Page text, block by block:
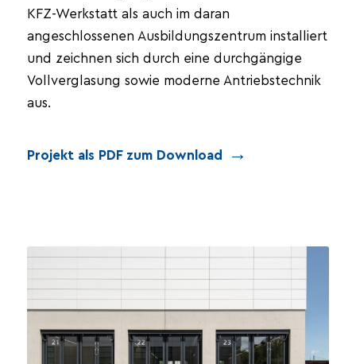
KFZ-Werkstatt als auch im daran
angeschlossenen Ausbildungszentrum installiert
und zeichnen sich durch eine durchgängige
Vollverglasung sowie moderne Antriebstechnik
aus.
Projekt als PDF zum Download